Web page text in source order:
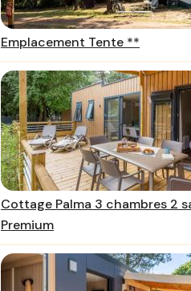
Emplacement Tente **
Cottage Palma 3 chambres 2
Premium